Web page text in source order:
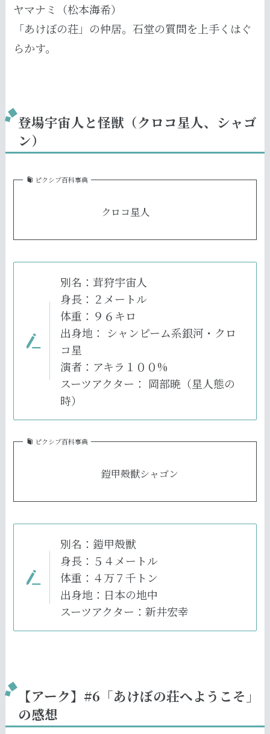
ヤマナミ（松本海希）
「あけぼの荘」の仲居。石堂の質問を上手くはぐ
らかす。
登場宇宙人と怪獣（クロコ星人、シャゴ
ン）
ピクシブ百科事典
クロコ星人
別名：茸狩宇宙人
身長：２メートル
体重：９６キロ
出身地： シャンピーム系銀河・クロ
コ星
演者：アキラ１００%
スーツアクター： 岡部暁（星人態の
時）
ピクシブ百科事典
鎧甲殻獣シャゴン
別名：鎧甲殻獣
身長：５４メートル
体重：４万７千トン
出身地：日本の地中
スーツアクター：新井宏幸
【アーク】#6「あけぼの荘へようこそ」
の感想